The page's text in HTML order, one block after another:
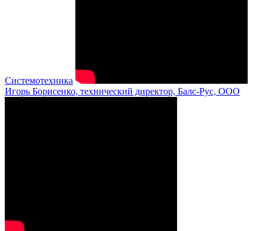
Системотехника
Игорь Борисенко, технический директор, Балс-Рус, ООО